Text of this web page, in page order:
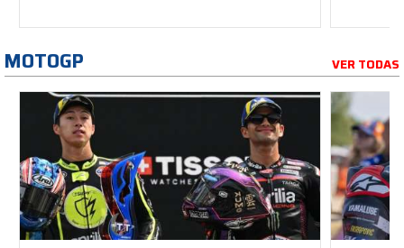
MOTOGP VER TODAS